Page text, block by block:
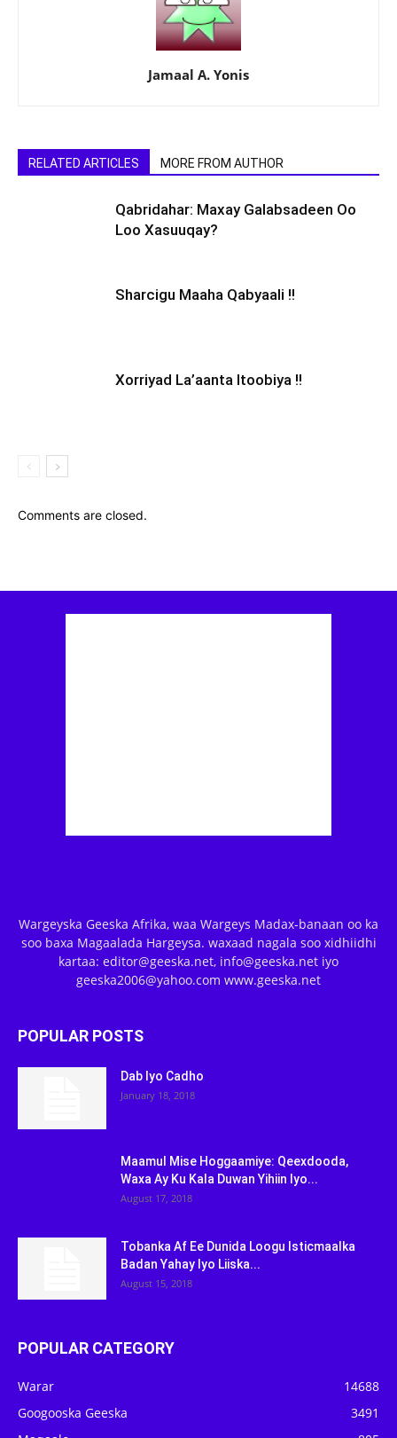
Jamaal A. Yonis
RELATED ARTICLES MORE FROM AUTHOR
Qabridahar: Maxay Galabsadeen Oo
Loo Xasuuqay?
Sharcigu Maaha Qabyaali !!
Xorriyad La’aanta Itoobiya !!
Comments are closed.
Wargeyska Geeska Afrika, waa Wargeys Madax-banaan oo ka
soo baxa Magaalada Hargeysa. waxaad nagala soo xidhiidhi
kartaa: editor@geeska.net, info@geeska.net iyo
geeska2006@yahoo.com www.geeska.net
POPULAR POSTS
Dab Iyo Cadho
January 18, 2018
Maamul Mise Hoggaamiye: Qeexdooda,
Waxa Ay Ku Kala Duwan Yihiin Iyo...
August 17, 2018
Tobanka Af Ee Dunida Loogu Isticmaalka
Badan Yahay Iyo Liiska...
August 15, 2018
POPULAR CATEGORY
Warar
14688
Googooska Geeska
3491